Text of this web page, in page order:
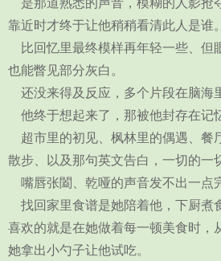
是那道熟悉的声音，模糊的人影抢
靠近时才终于让他稍稍看清此人是谁。
比回忆里最终模样再年轻一些、但
也能瞥见部分灰白。
还没来得及反应，多个片段在脑海
他终于想起来了，那被他封存在记
超市里的初见、枫林里的偶遇、餐
散步、以及那句英文告白，一切的一
嘴唇张闔、乾哑的声音发不出一点
找回家里食谱是她陪着他，下厨煮
喜欢的就是在她做着每一顿美食时，
她拿出小勺子让他试吃。